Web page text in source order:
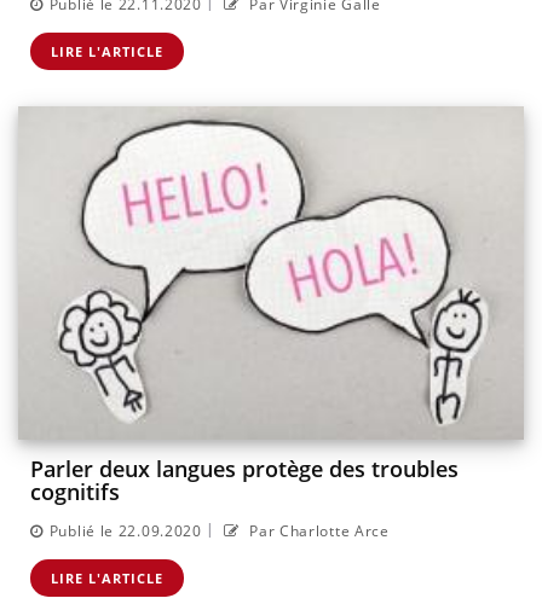
LIRE L'ARTICLE
Parler deux langues protège des troubles
cognitifs
Publié le 22.09.2020 | Par Charlotte Arce
LIRE L'ARTICLE